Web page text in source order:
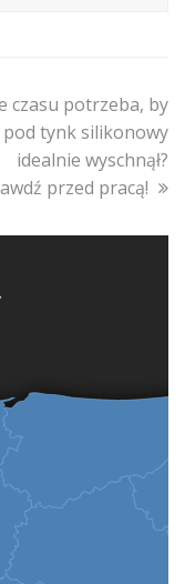
czasu potrzeba, by
tynk silikonowy
idealnie wyschnął?
przed pracą!